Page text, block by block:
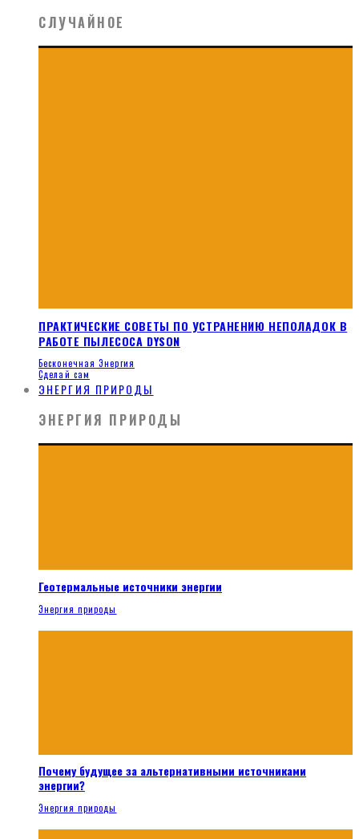
СЛУЧАЙНОЕ
ПРАКТИЧЕСКИЕ СОВЕТЫ ПО УСТРАНЕНИЮ НЕПОЛАДОК В
РАБОТЕ ПЫЛЕСОСА DYSON
Бесконечная Энергия
Сделай сам
ЭНЕРГИЯ ПРИРОДЫ
ЭНЕРГИЯ ПРИРОДЫ
Геотермальные источники энергии
Энергия природы
Почему будущее за альтернативными источниками
энергии?
Энергия природы